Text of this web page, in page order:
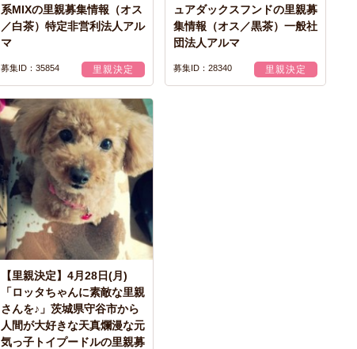
系MIXの里親募集情報（オス
／白茶）特定非営利法人アル
マ
募集ID：35854 里親決定
ュアダックスフンドの里親募
集情報（オス／黒茶）一般社
団法人アルマ
募集ID：28340 里親決定
【里親決定】4月28日(月)
「ロッタちゃんに素敵な里親
さんを♪」茨城県守谷市から
人間が大好きな天真爛漫な元
気っ子トイプードルの里親募